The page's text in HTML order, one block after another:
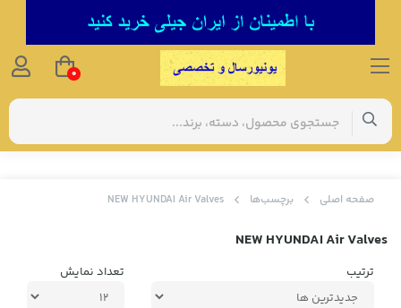
صفحه اصلی برچسب‌ها NEW HYUNDAI Air Valves
NEW HYUNDAI Air Valves
ترتیب تعداد نمایش
0